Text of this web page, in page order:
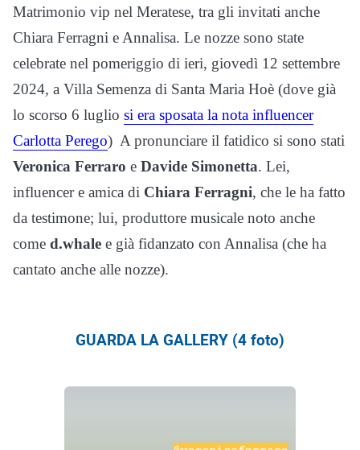
Matrimonio vip nel Meratese, tra gli invitati anche
Chiara Ferragni e Annalisa. Le nozze sono state
celebrate nel pomeriggio di ieri, giovedì 12 settembre
2024, a Villa Semenza di Santa Maria Hoè (dove già
lo scorso 6 luglio si era sposata la nota influencer
Carlotta Perego) A pronunciare il fatidico si sono stati
Veronica Ferraro e Davide Simonetta. Lei,
influencer e amica di Chiara Ferragni, che le ha fatto
da testimone; lui, produttore musicale noto anche
come d.whale e già fidanzato con Annalisa (che ha
cantato anche alle nozze).
GUARDA LA GALLERY (4 foto)